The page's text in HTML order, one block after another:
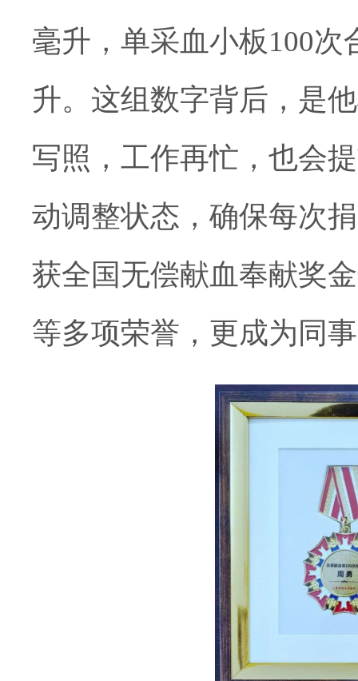
毫升，单采血小板100次
升。这组数字背后，是
写照，工作再忙，也会
动调整状态，确保每次
获全国无偿献血奉献奖
等多项荣誉，更成为同